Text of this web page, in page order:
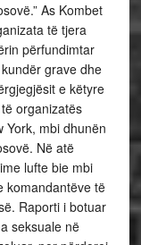
As Kombet
të tjera
përfundimtar
grave dhe
e këtyre
organizatës
York, mbi dhunën
Në atë
lufte bie mbi
komandantëve të
Raporti i botuar
seksuale në